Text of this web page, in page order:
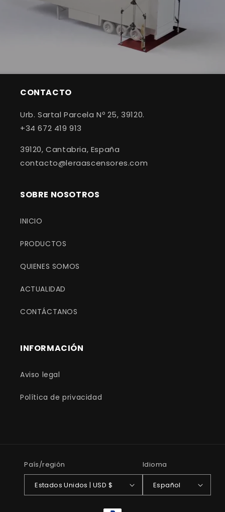
CONTACTO
Urb. Sartal Parcela Nº 25, 39120.
+34 672 419 913
39120, Cantabria, España
contacto@leraascensores.com
SOBRE NOSOTROS
INICIO
PRODUCTOS
QUIENES SOMOS
ACTUALIDAD
CONTÁCTANOS
INFORMACIÓN
Aviso legal
Política de privacidad
País/región
Estados Unidos | USD $
Idioma
Español
Formas